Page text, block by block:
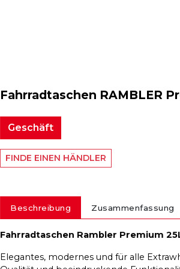
Fahrradtaschen RAMBLER
Geschäft
FINDE EINEN HÄNDLER
Beschreibung Zusammenfassung
Fahrradtaschen Rambler Premium
Elegantes, modernes und für alle